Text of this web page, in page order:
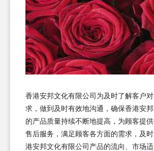
香港安邦文化有限公司为及时了解客户
求，做到及时有效地沟通，确保香港安
的产品质量持续不断地提高，为顾客提供
售后服务，满足顾客各方面的需求，及
港安邦文化有限公司产品的流向、市场